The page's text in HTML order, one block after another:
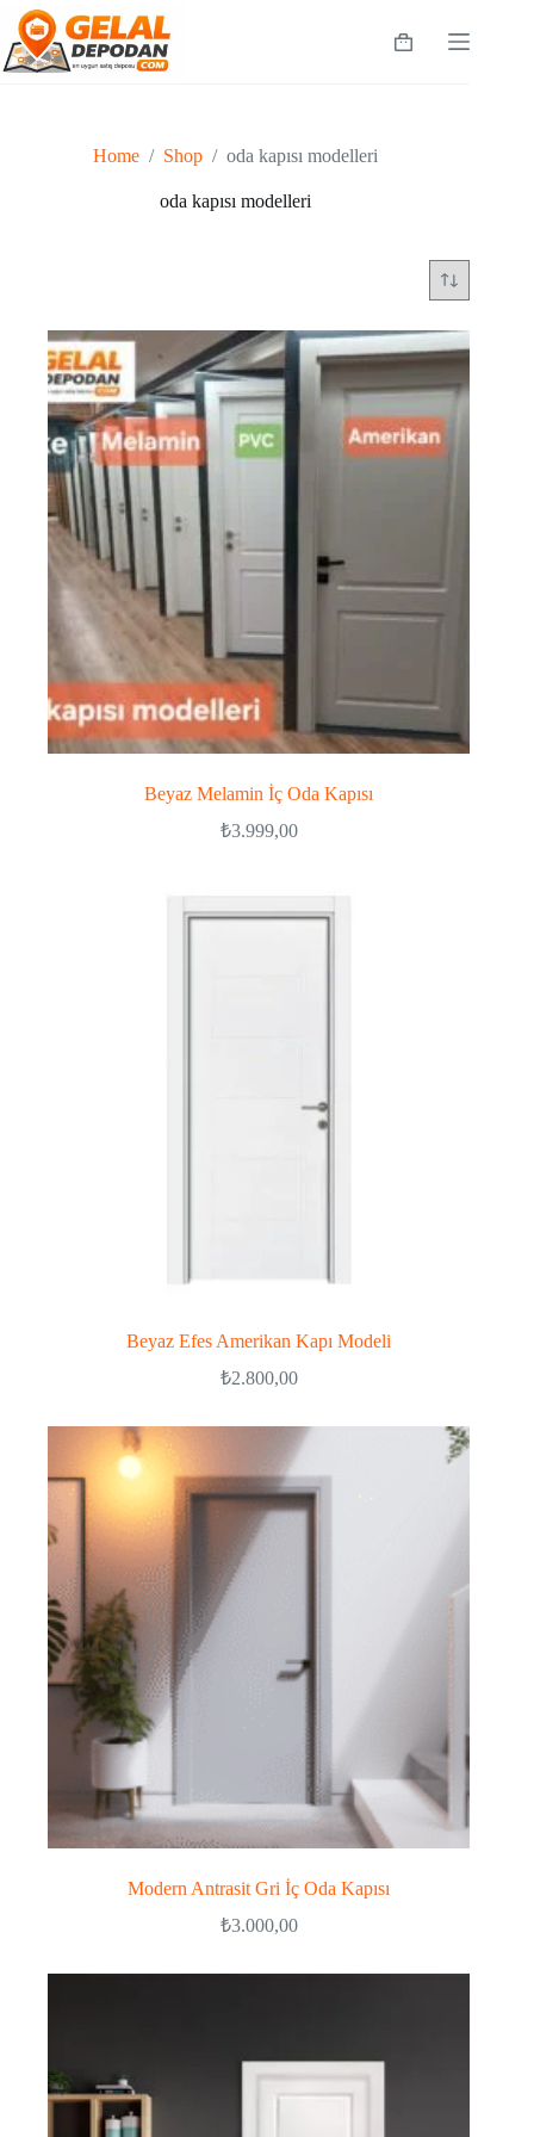
Skip
content
Shopping
Home / Shop / oda kapısı modelleri
oda kapısı modelleri
Beyaz Melamin İç Oda Kapısı
₺3.999,00
Beyaz Efes Amerikan Kapı Modeli
₺2.800,00
Modern Antrasit Gri İç Oda Kapısı
₺3.000,00